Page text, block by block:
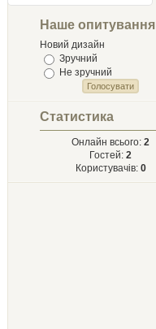
Лыст
Твору Ырий
Наше опитування
Новий дизайн
Зручний
Не зручний
Статистика
Онлайн всього: 2
Гостей: 2
Користувачів: 0